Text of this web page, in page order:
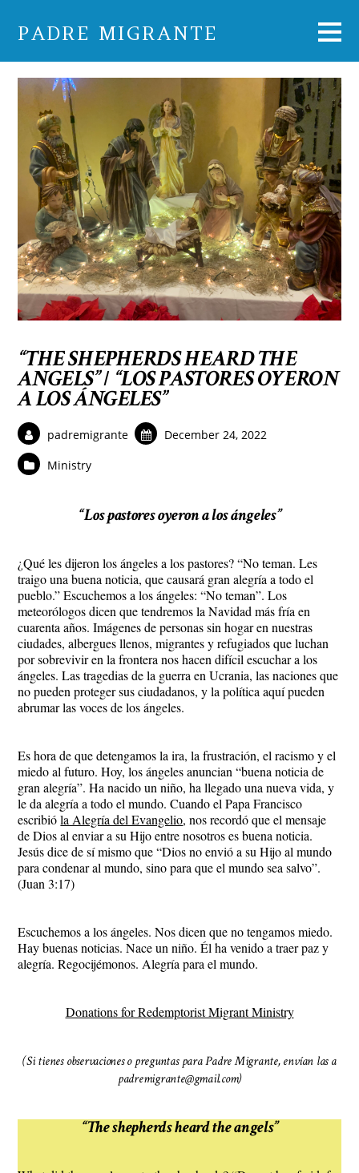
PADRE MIGRANTE
“THE SHEPHERDS HEARD THE
ANGELS”/ “LOS PASTORES OYERON
A LOS ÁNGELES”
padremigrante December 24, 2022
Ministry
“Los pastores oyeron a los ángeles”
¿Qué les dijeron los ángeles a los pastores? “No teman. Les
traigo una buena noticia, que causará gran alegría a todo el
pueblo.” Escuchemos a los ángeles: “No teman”. Los
meteorólogos dicen que tendremos la Navidad más fría en
cuarenta años. Imágenes de personas sin hogar en nuestras
ciudades, albergues llenos, migrantes y refugiados que luchan
por sobrevivir en la frontera nos hacen difícil escuchar a los
ángeles. Las tragedias de la guerra en Ucrania, las naciones que
no pueden proteger sus ciudadanos, y la política aquí pueden
abrumar las voces de los ángeles.
Es hora de que detengamos la ira, la frustración, el racismo y el
miedo al futuro. Hoy, los ángeles anuncian “buena noticia de
gran alegría”. Ha nacido un niño, ha llegado una nueva vida, y
le da alegría a todo el mundo. Cuando el Papa Francisco
escribióla Alegría del Evangelio, nos recordó que el mensaje
de Dios al enviar a su Hijo entre nosotros es buena noticia.
Jesús dice de sí mismo que “Dios no envió a su Hijo al mundo
para condenar al mundo, sino para que el mundo sea salvo”.
(Juan 3:17)
Escuchemos a los ángeles. Nos dicen que no tengamos miedo.
Hay buenas noticias. Nace un niño. Él ha venido a traer paz y
alegría. Regocijémonos. Alegría para el mundo.
Donations for Redemptorist Migrant Ministry
(Si tienes observaciones o preguntas para Padre Migrante, envían las a
padremigrante@gmail.com)
“The shepherds heard the angels”